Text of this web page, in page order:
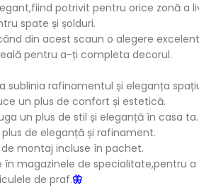
potrivit pentru orice zonă a
spate și șolduri.
din acest scaun o alegere
pentru a-ți completa decorul.
rafinamentul și eleganța
un plus de confort și estetică.
un plus de stil și eleganță în casa ta.
de eleganță și rafinament.
montaj incluse în pachet.
magazinele de specialitate,pentru
de praf.🦋